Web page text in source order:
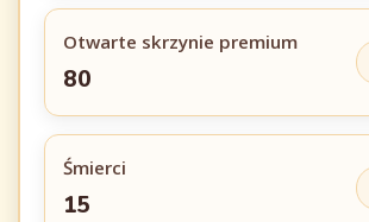
Otwarte skrzynie premium
80
Śmierci
15